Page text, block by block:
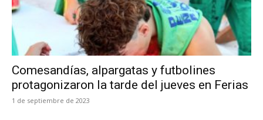
Comesandías, alpargatas y futbolines
protagonizaron la tarde del jueves en Ferias
1 de septiembre de 2023